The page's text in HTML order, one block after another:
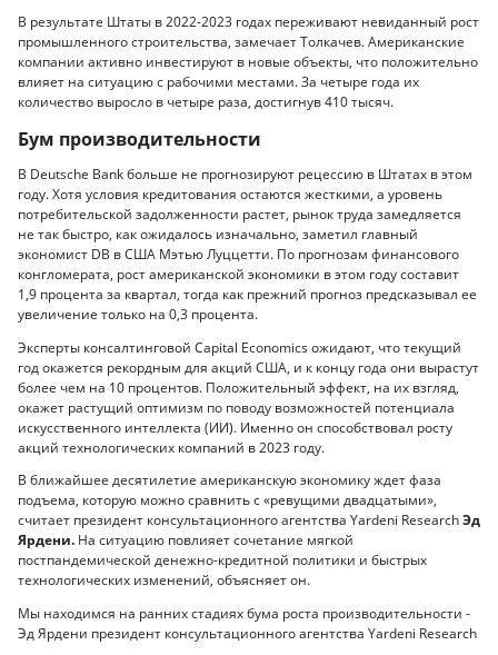
В результате Штаты в 2022-2023 годах переживают невиданный рост
промышленного строительства, замечает Толкачев. Американские
компании активно инвестируют в новые объекты, что положительно
влияет на ситуацию с рабочими местами. За четыре года их
количество выросло в четыре раза, достигнув 410 тысяч.
Бум производительности
В Deutsche Bank больше не прогнозируют рецессию в Штатах в этом
году. Хотя условия кредитования остаются жесткими, а уровень
потребительской задолженности растет, рынок труда замедляется
не так быстро, как ожидалось изначально, заметил главный
экономист DB в США Мэтью Луццетти. По прогнозам финансового
конгломерата, рост американской экономики в этом году составит
1,9 процента за квартал, тогда как прежний прогноз предсказывал ее
увеличение только на 0,3 процента.
Эксперты консалтинговой Capital Economics ожидают, что текущий
год окажется рекордным для акций США, и к концу года они вырастут
более чем на 10 процентов. Положительный эффект, на их взгляд,
окажет растущий оптимизм по поводу возможностей потенциала
искусственного интеллекта (ИИ). Именно он способствовал росту
акций технологических компаний в 2023 году.
В ближайшее десятилетие американскую экономику ждет фаза
подъема, которую можно сравнить с «ревущими двадцатыми»,
считает президент консультационного агентства Yardeni ResearchЭд
Ярдени. На ситуацию повлияет сочетание мягкой
постпандемической денежно-кредитной политики и быстрых
технологических изменений, объясняет он.
Мы находимся на ранних стадиях бума роста производительности -
Эд Ярдени президент консультационного агентства Yardeni Research